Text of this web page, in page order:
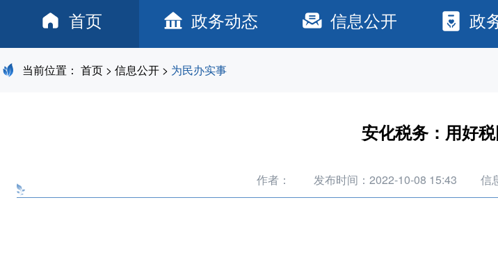
首页 政务动态 信息公开 政
当前位置： 首页 > 信息公开 > 为民办实事
安化税务：用好
作者： 发布时间：2022-10-08 15:43 信